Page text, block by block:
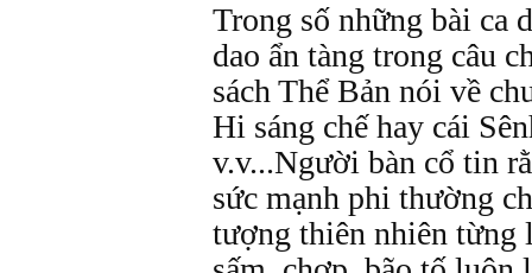
Trong số những bài ca
dao ẩn tàng trong câu
sách Thể Bản nói về
Hi sáng chế hay cái
v.v...Người bàn cổ tin
sức mạnh phi thường
tượng thiên nhiên từng